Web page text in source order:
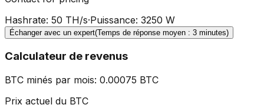
Hashrate: 50 TH/s·Puissance: 3250 W
Échanger avec un expert(Temps de réponse moyen : 3 minutes)
Calculateur de revenus
BTC minés par mois: 0.00075 BTC
Prix actuel du BTC